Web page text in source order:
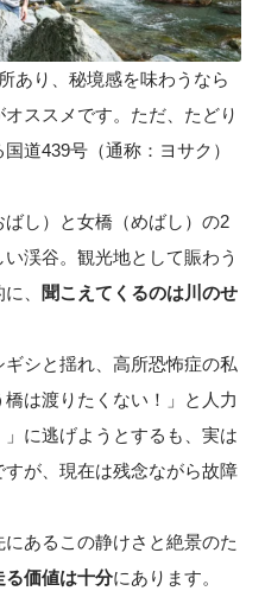
あり、秘境感を味わうなら
ススメです。ただ、たどり
道439号（通称：ヨサク）
し）と女橋（めばし）の2
渓谷。観光地として賑わう
、
聞こえてくるのは川のせ
シと揺れ、高所恐怖症の私
は渡りたくない！」と人力
に逃げようとするも、実は
が、現在は残念ながら故障
あるこの静けさと絶景のた
る価値は十分にあります。